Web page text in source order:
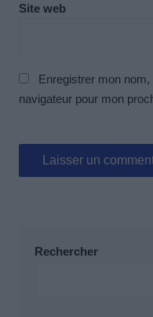
Site web
Enregistrer mon
navigateur pour mon
Rechercher